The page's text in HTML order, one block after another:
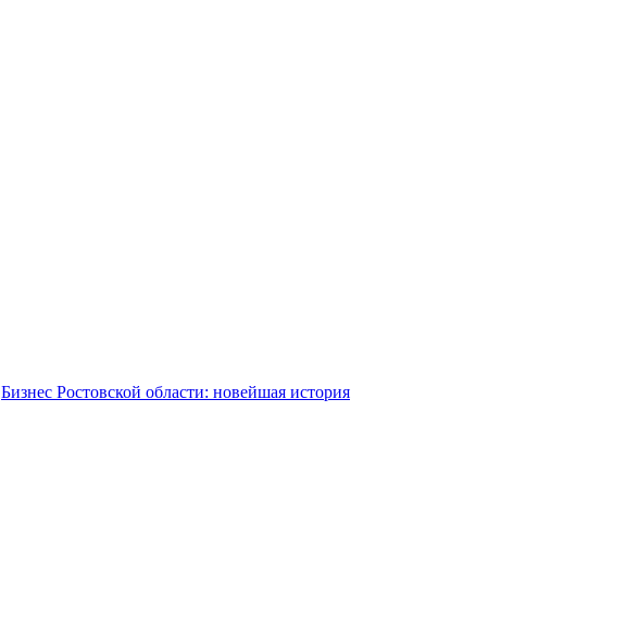
Бизнес Ростовской области: новейшая история